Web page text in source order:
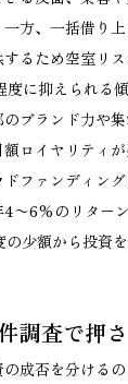
一方、一括借り
るため空室リ
に抑えられる
ブランド力や
ロイヤリティ
ファンディン
〜6%のリター
少額から投資
調査で押
の成否を分ける